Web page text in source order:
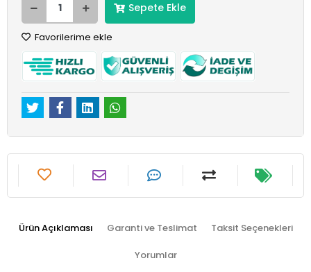
Sepete Ekle
Favorilerime ekle
Ürün Açıklaması Garanti ve Teslimat Taksit Seçenekleri
Yorumlar